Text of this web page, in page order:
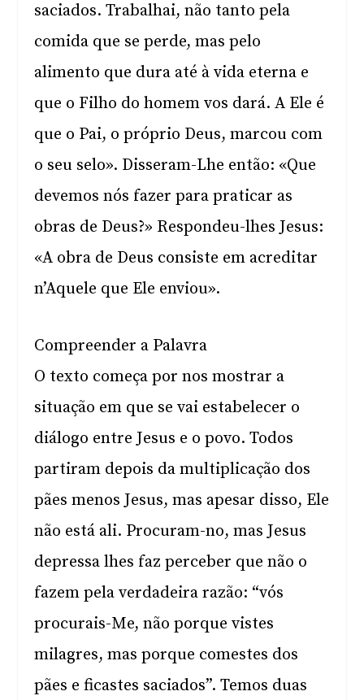
saciados. Trabalhai, não tanto pela
comida que se perde, mas pelo
alimento que dura até à vida eterna e
que o Filho do homem vos dará. A Ele é
que o Pai, o próprio Deus, marcou com
o seu selo». Disseram-Lhe então: «Que
devemos nós fazer para praticar as
obras de Deus?» Respondeu-lhes Jesus:
«A obra de Deus consiste em acreditar
n’Aquele que Ele enviou».
Compreender a Palavra
O texto começa por nos mostrar a
situação em que se vai estabelecer o
diálogo entre Jesus e o povo. Todos
partiram depois da multiplicação dos
pães menos Jesus, mas apesar disso, Ele
não está ali. Procuram-no, mas Jesus
depressa lhes faz perceber que não o
fazem pela verdadeira razão: “vós
procurais-Me, não porque vistes
milagres, mas porque comestes dos
pães e ficastes saciados”. Temos duas